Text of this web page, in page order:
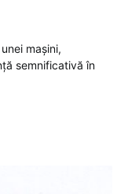
mașini,
semnificativă în